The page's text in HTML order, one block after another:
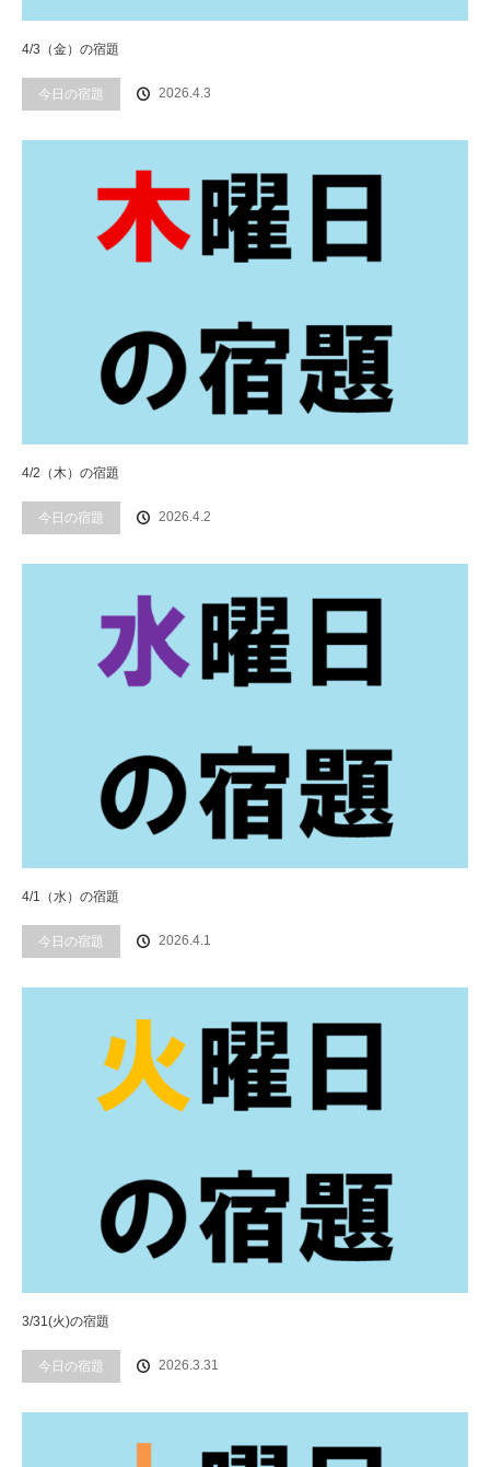
4/3（金）の宿題
今日の宿題 2026.4.3
4/2（木）の宿題
今日の宿題 2026.4.2
4/1（水）の宿題
今日の宿題 2026.4.1
3/31(火)の宿題
今日の宿題 2026.3.31